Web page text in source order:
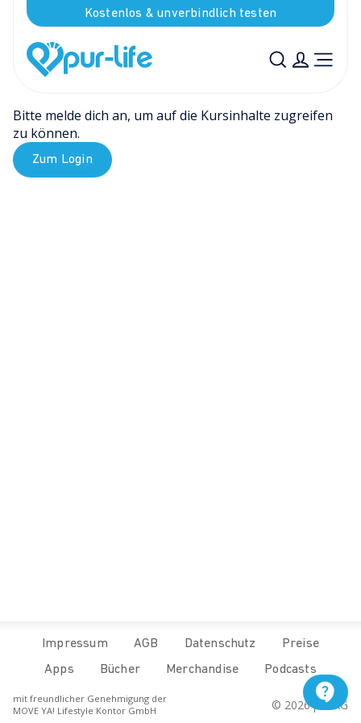
Kostenlos & unverbindlich testen
Bitte melde dich an, um auf die Kursinhalte zugreifen
zu können.
Zum Login
Impressum AGB Datenschutz
Preise
Apps
Bücher Merchandise Podcasts
mit freundlicher Genehmigung der
MOVE YA! Lifestyle Kontor GmbH
© 2026 pur.AG